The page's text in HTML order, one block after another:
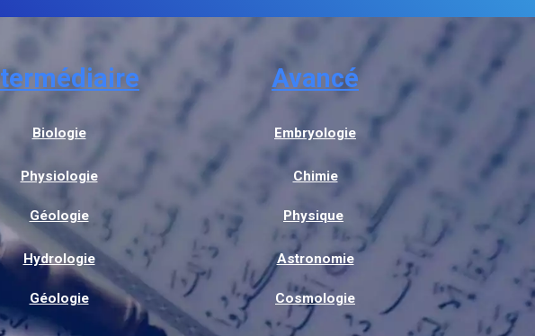
Biologie
Physiologie
Géologie
Hydrologie
Géologie
Avancé
Embryologie
Chimie
Physique
Astronomie
Cosmologie